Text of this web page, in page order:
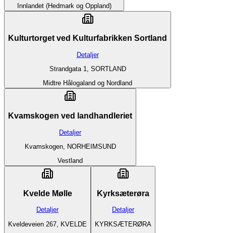
Innlandet (Hedmark og Oppland)
Kulturtorget ved Kulturfabrikken Sortland
Detaljer
Strandgata 1, SORTLAND
Midtre Hålogaland og Nordland
Kvamskogen ved landhandleriet
Detaljer
Kvamskogen, NORHEIMSUND
Vestland
Kvelde Mølle
Detaljer
Kveldeveien 267, KVELDE
Kyrksæterøra
Detaljer
KYRKSÆTERØRA